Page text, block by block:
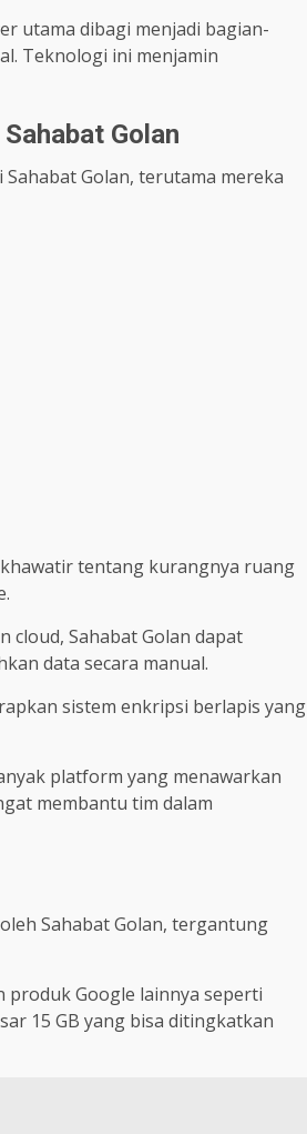
utama dibagi menjadi bagian-
Teknologi ini menjamin
Golan
Golan, terutama mereka
tentang kurangnya ruang
cloud, Sahabat Golan dapat
data secara manual.
sistem enkripsi berlapis yang
platform yang menawarkan
membantu tim dalam
Sahabat Golan, tergantung
produk Google lainnya seperti
15 GB yang bisa ditingkatkan